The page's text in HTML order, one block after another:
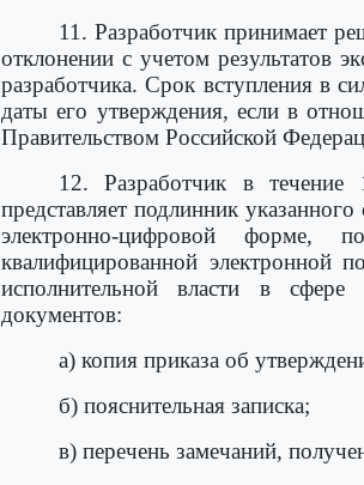
11. Разработчик принимает
отклонении с учетом результатов
разработчика. Срок вступления в
даты его утверждения, если в
Правительством Российской
12. Разработчик в
представляет подлинник
электронно-цифровой форме,
квалифицированной электронной
исполнительной власти в
документов:
а) копия приказа об
б) пояснительная записка;
в) перечень замечаний,